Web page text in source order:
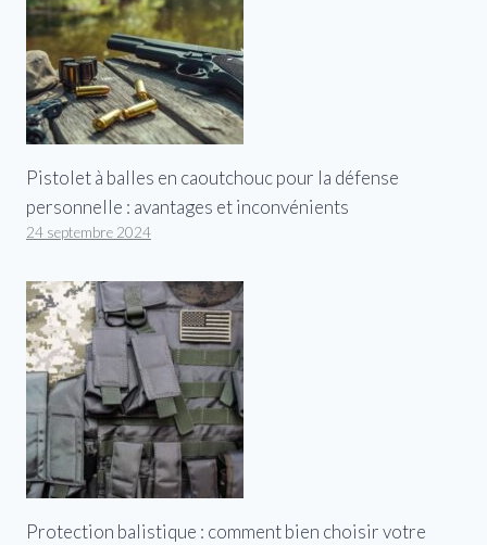
Pistolet à balles en caoutchouc pour la défense
personnelle : avantages et inconvénients
24 septembre 2024
Protection balistique : comment bien choisir votre